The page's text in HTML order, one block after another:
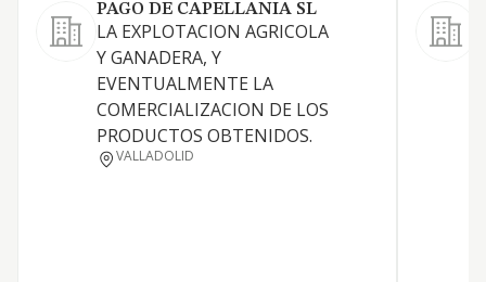
PAGO DE CAPELLANIA SL
LA EXPLOTACION AGRICOLA
Y GANADERA, Y
EVENTUALMENTE LA
COMERCIALIZACION DE LOS
PRODUCTOS OBTENIDOS.
VALLADOLID